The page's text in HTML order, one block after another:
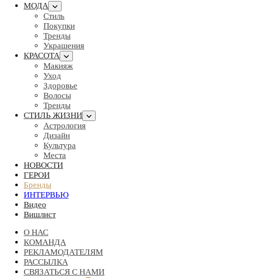
МОДА
Стиль
Покупки
Тренды
Украшения
КРАСОТА
Макияж
Уход
Здоровье
Волосы
Тренды
СТИЛЬ ЖИЗНИ
Астрология
Дизайн
Культура
Места
НОВОСТИ
ГЕРОИ
Бренды
ИНТЕРВЬЮ
Видео
Вишлист
О НАС
КОМАНДА
РЕКЛАМОДАТЕЛЯМ
РАССЫЛКА
СВЯЗАТЬСЯ С НАМИ